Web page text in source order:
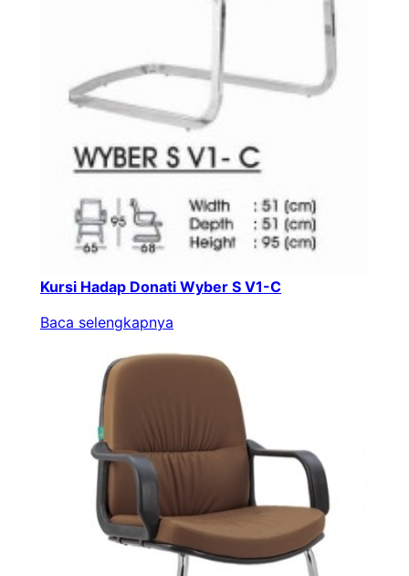
Kursi Hadap Donati Wyber S V1-C
Baca selengkapnya